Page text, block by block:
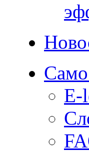
E-